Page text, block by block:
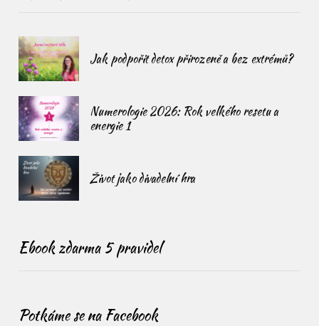
Jak podpořit detox přirozeně a bez extrémů?
Numerologie 2026: Rok velkého resetu a
energie 1
Život jako divadelní hra
Ebook zdarma 5 pravidel
Potkáme se na Facebook